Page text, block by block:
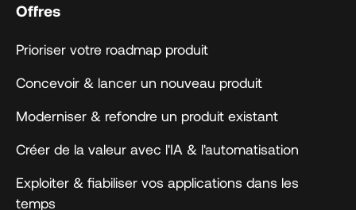
Offres
Prioriser votre roadmap produit
Concevoir & lancer un nouveau produit
Moderniser & refondre un produit existant
Créer de la valeur avec l'IA & l'automatisation
Exploiter & fiabiliser vos applications dans les
temps